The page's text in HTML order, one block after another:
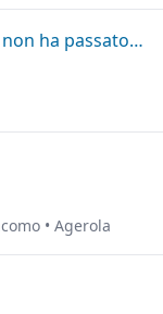
Una generazione che ignore la storia non ha passato ne' futuro
• Agerola